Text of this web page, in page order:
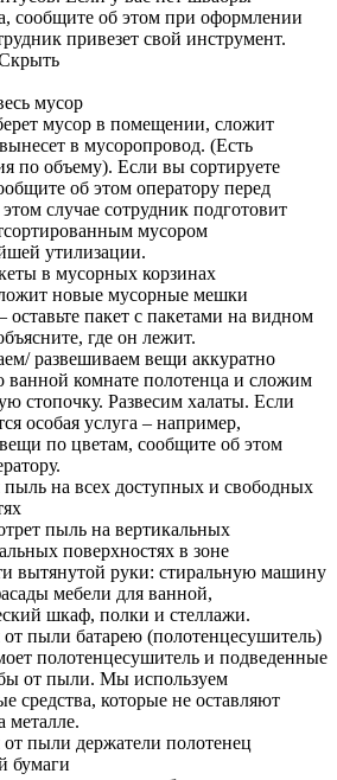
сообщите об этом при оформлении
привезет свой инструмент.
мусор
мусор в помещении, сложит
в мусоропровод. (Есть
по объему). Если вы сортируете
об этом оператору перед
случае сотрудник подготовит
мусором
утилизации.
в мусорных корзинах
новые мусорные мешки
оставьте пакет с пакетами на видном
где он лежит.
развешиваем вещи аккуратно
ванной комнате полотенца и сложим
стопочку. Развесим халаты. Если
особая услуга – например,
по цветам, сообщите об этом
на всех доступных и свободных
пыль на вертикальных
поверхностях в зоне
вытянутой руки: стиральную машину
мебели для ванной,
шкаф, полки и стеллажи.
пыли батарею (полотенцесушитель)
полотенцесушитель и подведенные
от пыли. Мы используем
средства, которые не оставляют
металле.
пыли держатели полотенец
бумаги